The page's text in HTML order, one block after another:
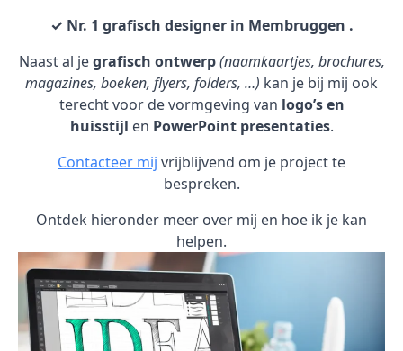
✓ Nr. 1 grafisch designer in Membruggen .
Naast al jegrafisch ontwerp (naamkaartjes, brochures,
magazines, boeken, flyers, folders, …) kan je bij mij ook
terecht voor de vormgeving van logo’s en
huisstijl en PowerPoint presentaties.
Contacteer mij vrijblijvend om je project te
bespreken.
Ontdek hieronder meer over mij en hoe ik je kan
helpen.